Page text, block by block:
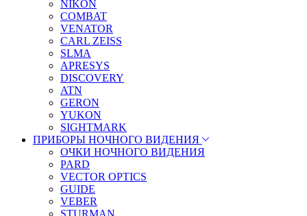
NIKON
COMBAT
VENATOR
CARL ZEISS
SLMA
APRESYS
DISCOVERY
ATN
GERON
YUKON
SIGHTMARK
ПРИБОРЫ НОЧНОГО ВИДЕНИЯ
ОЧКИ НОЧНОГО ВИДЕНИЯ
PARD
VECTOR OPTICS
GUIDE
VEBER
STURMAN